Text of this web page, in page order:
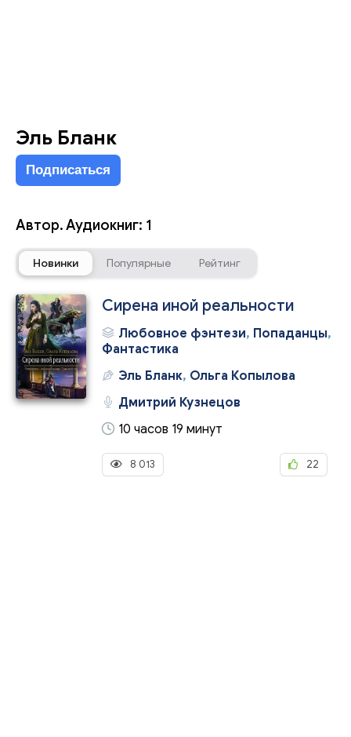
Эль Бланк
Подписаться
Автор. Аудиокниг: 1
Новинки Популярные Рейтинг
Сирена иной реальности
Любовное фэнтези, Попаданцы,
Фантастика
Эль Бланк, Ольга Копылова
Дмитрий Кузнецов
10 часов 19 минут
8 013 22